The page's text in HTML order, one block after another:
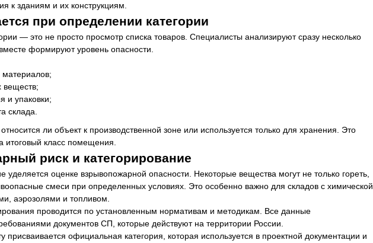
к зданиям и их конструкциям.
при определении категории
— это не просто просмотр списка товаров. Специалисты анализируют сразу несколько
формируют уровень опасности.
материалов;
веществ;
и упаковки;
склада.
ли объект к производственной зоне или используется только для хранения. Это
итоговый класс помещения.
риск и категорирование
уделяется оценке взрывопожарной опасности. Некоторые вещества могут не только гореть,
смеси при определенных условиях. Это особенно важно для складов с химической
аэрозолями и топливом.
проводится по установленным нормативам и методикам. Все данные
документов СП, которые действуют на территории России.
присваивается официальная категория, которая используется в проектной документации и